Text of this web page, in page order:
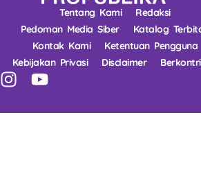
Tentang Kami
Redaksi
Pedoman Media Siber
Katalog
Kontak Kami
Ketentuan Pengguna
Kebijakan Privasi
Disclaimer